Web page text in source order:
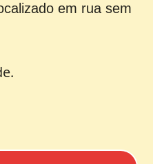
em rua sem